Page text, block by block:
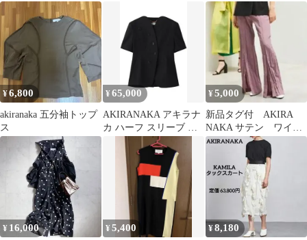
ラウス
レンチ M
¥6,800
akiranaka 五分袖トップ
ス
¥65,000
AKIRANAKA アキラナ
カ ハーフ スリーブ ジ
ャケット 半袖 26ss
¥5,000
新品タグ付 AKIRA
NAKA サテン ワイド
パンツ フロント スリッ
¥ 16,000 ¥5,400 ¥8,180